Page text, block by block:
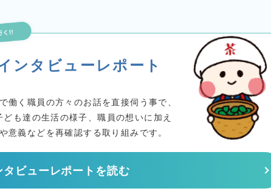
ンタビューレポート
働く 職員の方々のお話を直接伺う事で、
も達の生活の様子、職員の想いに加え
意義などを再確認する取り組みです。
タビューレポートを読む